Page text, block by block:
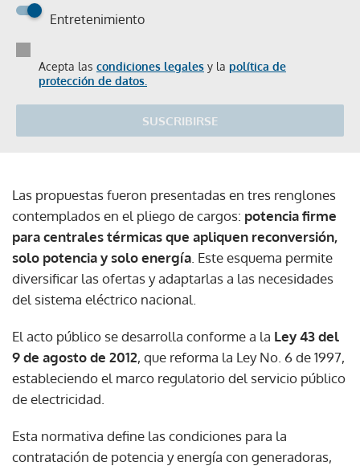
Entretenimiento
Acepta las condiciones legales y la política de
protección de datos.
SUSCRIBIRSE
Las propuestas fueron presentadas en tres renglones
contemplados en el pliego de cargos: potencia firme
para centrales térmicas que apliquen reconversión,
solo potencia y solo energía . Este esquema permite
diversificar las ofertas y adaptarlas a las necesidades
del sistema eléctrico nacional.
El acto público se desarrolla conforme a la Ley 43 del
9 de agosto de 2012, que reforma la Ley No. 6 de 1997,
estableciendo el marco regulatorio del servicio público
de electricidad.
Esta normativa define las condiciones para la
contratación de potencia y energía con generadoras,